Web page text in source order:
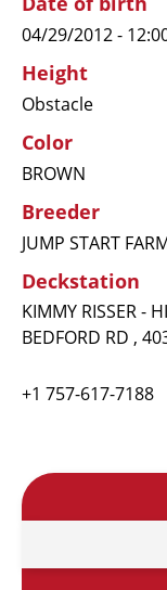
04/29/2012 -
Height
Obstacle
Color
BROWN
Breeder
JUMP START
Deckstation
KIMMY RISSER -
BEDFORD RD ,
+1 757-617-7188